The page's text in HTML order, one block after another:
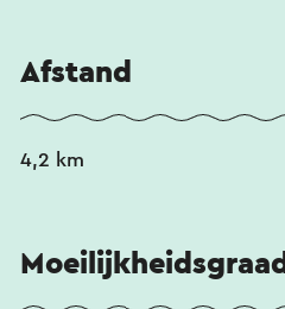
Afstand
4,2 km
Moeilijkheidsgraad